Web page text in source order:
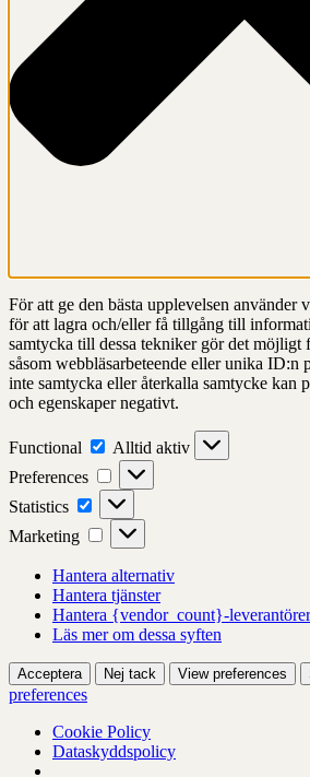
För att ge den bästa upplevelsen använder
för att lagra och/eller få tillgång till
samtycka till dessa tekniker gör det möjligt
såsom webbläsarbeteende eller unika ID:n
inte samtycka eller återkalla samtycke kan
och egenskaper negativt.
Functional Functional
Alltid aktiv
Preferences
Preferences
Statistics Statistics
Marketing Marketing
Hantera alternativ
Hantera tjänster
Hantera {vendor_count}-leverantörer
Läs mer om dessa syften
Acceptera Nej tack View preferences
preferences
Cookie Policy
Dataskyddspolicy